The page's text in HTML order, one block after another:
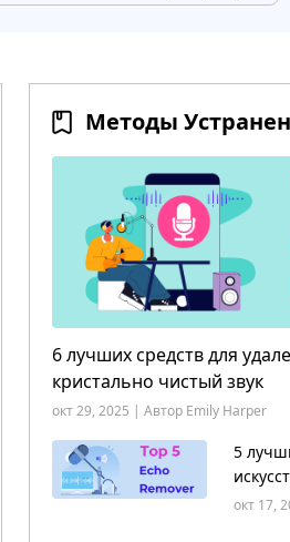
6 лучших средств для
кристально чистый звук
окт 29, 2025 | Автор Emily Harper
5
окт 17,